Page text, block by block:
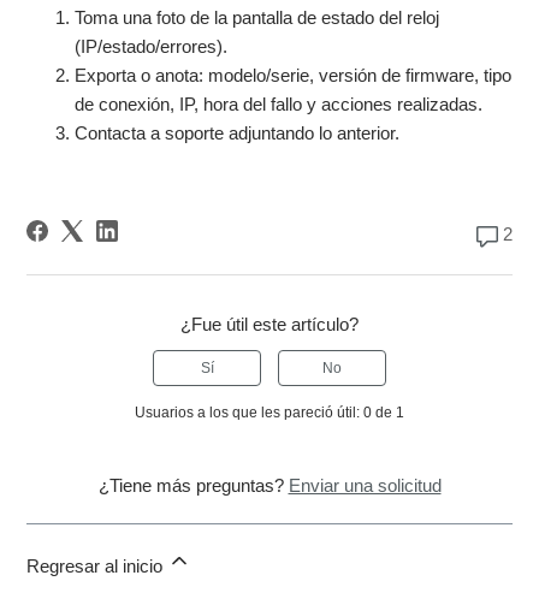
Toma una foto de la pantalla de estado del reloj
(IP/estado/errores).
Exporta o anota: modelo/serie, versión de firmware, tipo
de conexión, IP, hora del fallo y acciones realizadas.
Contacta a soporte adjuntando lo anterior.
2
¿Fue útil este artículo?
Sí No
Usuarios a los que les pareció útil: 0 de 1
¿Tiene más preguntas? Enviar una solicitud
Regresar al inicio